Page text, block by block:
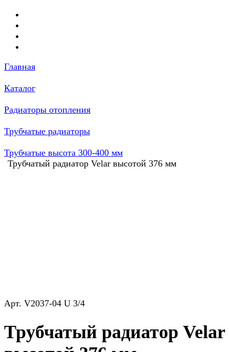
Главная
Каталог
Радиаторы отопления
Трубчатые радиаторы
Трубчатые высота 300-400 мм
Трубчатый радиатор Velar высотой 376 мм
Арт. V2037-04 U 3/4
Трубчатый радиатор Velar